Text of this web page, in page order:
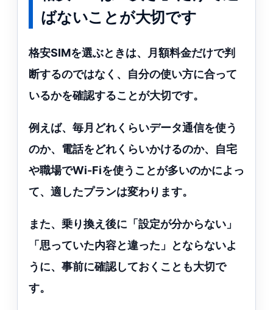
ばないことが大切です
格安SIMを選ぶときは、月額料金だけで判
断するのではなく、自分の使い方に合って
いるかを確認することが大切です。
例えば、毎月どれくらいデータ通信を使う
のか、電話をどれくらいかけるのか、自宅
や職場でWi-Fiを使うことが多いのかによっ
て、適したプランは変わります。
また、乗り換え後に「設定が分からない」
「思っていた内容と違った」とならないよ
うに、事前に確認しておくことも大切で
す。